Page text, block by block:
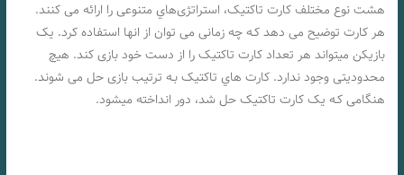
هشت نوع مختلف کارت تاکتیک، استراتژی‌هاي‌ متنوعی را ارائه می کنند.
هر کارت توضیح می دهد کـه چه زمانی می توان از انها استفاده کرد. یک
بازیکن میتواند هر تعداد کارت تاکتیک را از دست خود بازی کند. هیچ
محدودیتی وجود ندارد. کارت هاي‌ تاکتیک بـه ترتیب بازی حل می شوند.
هنگامی کـه یک کارت تاکتیک حل شد، دور انداخته میشود.